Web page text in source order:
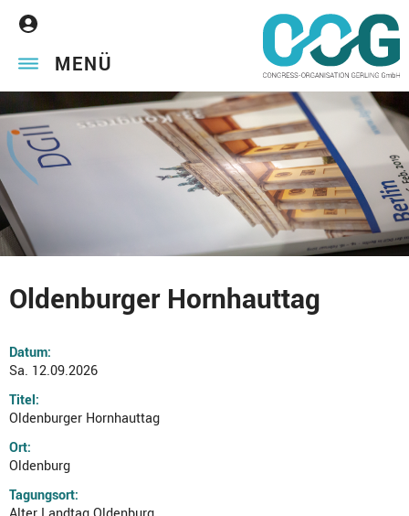
MENÜ
Oldenburger Hornhauttag
Datum:
Sa. 12.09.2026
Titel:
Oldenburger Hornhauttag
Ort:
Oldenburg
Tagungsort: